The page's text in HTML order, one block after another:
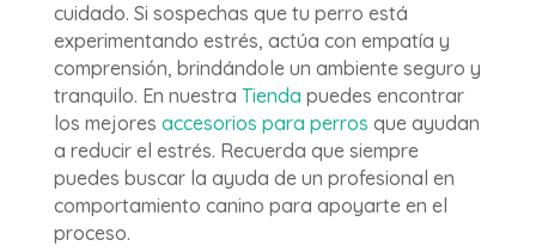
cuidado. Si sospechas que tu perro está
experimentando estrés, actúa con empatía y
comprensión, brindándole un ambiente seguro y
tranquilo. En nuestra Tienda puedes encontrar
los mejores accesorios para perros que ayudan
a reducir el estrés. Recuerda que siempre
puedes buscar la ayuda de un profesional en
comportamiento canino para apoyarte en el
proceso.